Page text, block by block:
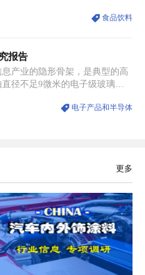
无二的核心产区壁垒、刚性产
食品饮料
报告
产业的隐形骨架，是典型的高
径不足9微米的电子级玻璃纤
缺的核心基材。电子布具备高
电子产品和半导体
更多